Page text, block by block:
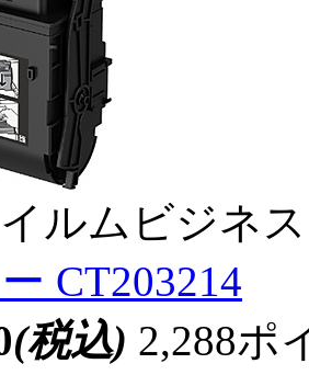
ルムビジネ
CT203214
(税込) 2,288ポ